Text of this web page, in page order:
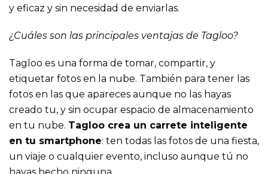
y eficaz y sin necesidad de enviarlas.
¿Cuáles son las principales ventajas de Tagloo?
Tagloo es una forma de tomar, compartir, y
etiquetar fotos en la nube. También para tener las
fotos en las que apareces aunque no las hayas
creado tu, y sin ocupar espacio de almacenamiento
en tu nube. Tagloo crea un carrete inteligente
en tu smartphone: ten todas las fotos de una fiesta,
un viaje o cualquier evento, incluso aunque tú no
hayas hecho ninguna.